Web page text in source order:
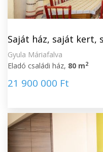
Saját ház, saját kert,
Gyula Máriafalva
Eladó családi ház, 80 m2
21 900 000 Ft